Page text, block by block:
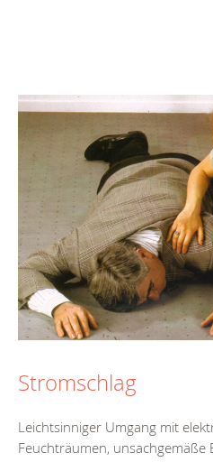
Stromschlag
Leichtsinniger Umgang mit
Feuchträumen, unsachgemäße